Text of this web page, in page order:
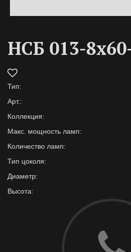
НСБ 013-
Тип:
Арт.:
Коллекция:
Макс. мощность ламп:
Количество ламп:
Тип цоколя:
Диаметр:
Высота: